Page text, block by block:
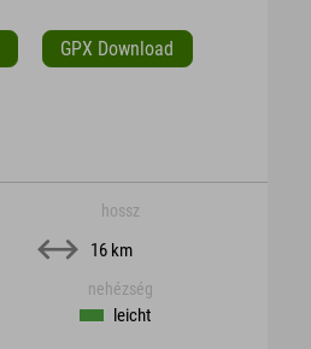
GPX Download
hossz
16 km
nehézség
leicht